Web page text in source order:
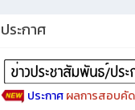
ประกาศ